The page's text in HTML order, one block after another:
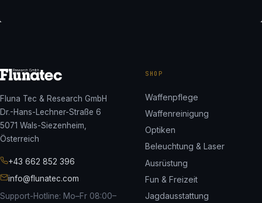
Fluna Tec & Research GmbH
Dr.-Hans-Lechner-Straße 6
5071 Wals-Siezenheim,
Österreich
+43 662 852 396
info@flunatec.com
Support-Hotline: Mo–Fr 08:00–
SHOP
Waffenpflege
Waffenreinigung
Optiken
Beleuchtung & Laser
Ausrüstung
Fun & Freizeit
Jagdausstattung